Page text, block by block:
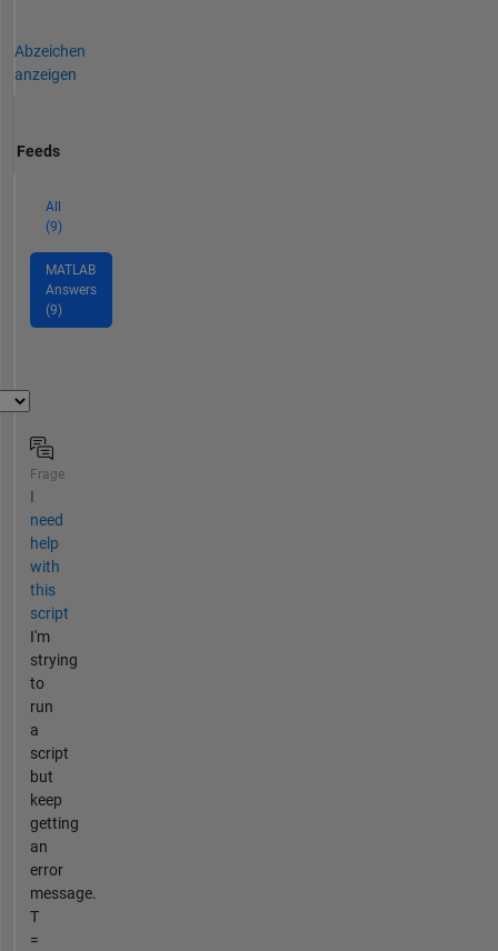
Abzeichen
anzeigen
Feeds
All
(9)
MATLAB
Answers
(9)
Frage
I
need
help
with
this
script
I'm
strying
to
run
a
script
but
keep
getting
an
error
message.
T
=